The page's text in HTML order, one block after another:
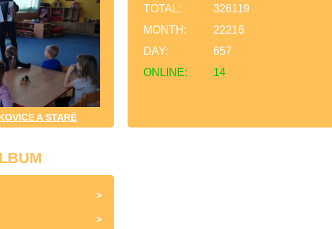
A STARÉ
ONLINE: 14
TOTAL:
326119
MONTH:
22216
DAY:
657